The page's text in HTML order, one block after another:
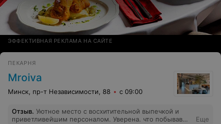
ЭФФЕКТИВНАЯ РЕКЛАМА НА САЙТЕ
ПЕКАРНЯ
Mroiva
Минск, пр-т Независимости, 88 с 09:00
Отзыв. Уютное место с восхитительной выпечкой и
приветливейшим персоналом. Уверена. что побывав
Еще